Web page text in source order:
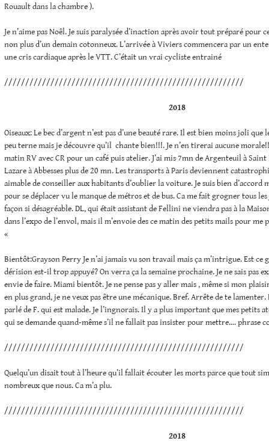
Rouault dans la chambre ).
Je n’aime pas Noêl. Je suis paralysée d’inaction après avoir tout préparé pour
non plus d’un demain cotonneux. L’arrivée à Viviers commencera par un
une cris cardiaque après le VTT. C’était un vrai cycliste entrainé
/////////////////////////////////////////////////////////
2018
Oiseaux: Le bec d’argent n’est pas d’une beauté rare. Il est bien moins joli que
peu terne mais je découvre qu’il chante bien!!!. Je n’en tirerai aucune
matin RV avec CR pour un café puis atelier. J’ai mis 7mn de Argenteuil à Saint
Lazare à Abbesses plus de 20 mn. Les transports à Paris deviennent
aimable de conseiller aux habitants d’oublier la voiture. Je suis bien d’accord
pour se déplacer vu le manque de métros et de bus. Ca me fait grogner tous
façon si désagréable. DL, qui était assistant de Fellini ne viendra pas à la
dans l’expo de l’envol, mais il m’envoie des ce matin des petits mails pour me
«
Bientôt:Grayson Perry Je n’ai jamais vu son travail mais ça m’intrigue. Est ce
dérision est-il trop appuyé? On verra ça la semaine prochaine. Je ne sais pas
envie de faire. Miami bientôt. Je ne pense pas y aller mais , même si mon
en plus grand, je ne veux pas être une mécanique. Bref. Arrête de te lamenter.
parlé de F. qui est malade. Je l’ingnorais. Il y a plus important que mes petits
qui se demande quand-même s’il ne fallait pas insister pour mettre…. phrase
/////////////////////////////////////////////////////////
Quelqu’un disait tout à l’heure qu’il fallait écouter les morts parce que tout
nombreux que nous. Ca m’a plu.
/////////////////////////////////////////////////////////
2018